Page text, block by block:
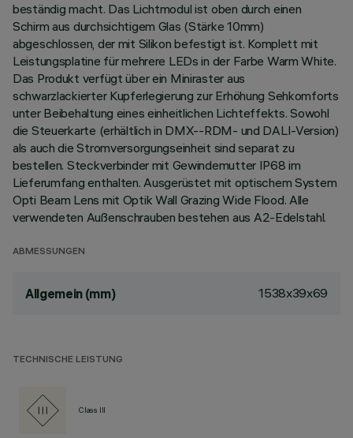
beständig macht. Das Lichtmodul ist oben durch einen
Schirm aus durchsichtigem Glas (Stärke 10mm)
abgeschlossen, der mit Silikon befestigt ist. Komplett mit
Leistungsplatine für mehrere LEDs in der Farbe Warm White.
Das Produkt verfügt über ein Miniraster aus
schwarzlackierter Kupferlegierung zur Erhöhung Sehkomforts
unter Beibehaltung eines einheitlichen Lichteffekts. Sowohl
die Steuerkarte (erhältlich in DMX--RDM- und DALI-Version)
als auch die Stromversorgungseinheit sind separat zu
bestellen. Steckverbinder mit Gewindemutter IP68 im
Lieferumfang enthalten. Ausgerüstet mit optischem System
Opti Beam Lens mit Optik Wall Grazing Wide Flood. Alle
verwendeten Außenschrauben bestehen aus A2-Edelstahl.
ABMESSUNGEN
Allgemein (mm) 1538x39x69
TECHNISCHE LEISTUNG
Class III